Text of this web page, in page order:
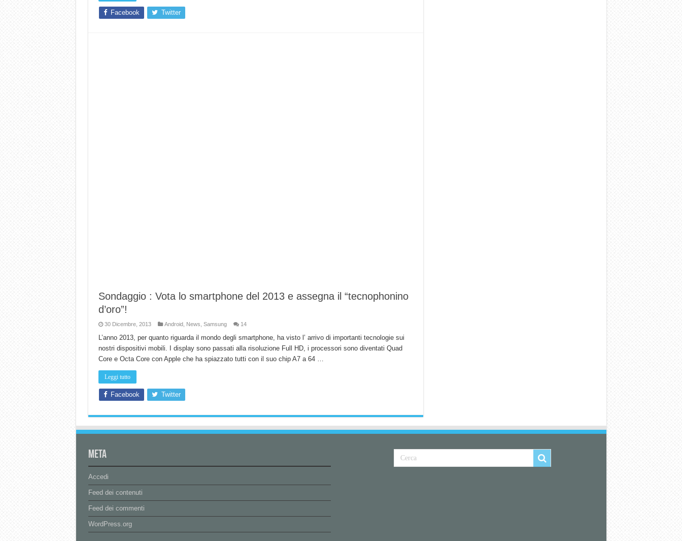
Facebook Twitter
Sondaggio : Vota lo smartphone del 2013 e assegna il “tecnophonino
d’oro”!
30 Dicembre, 2013 Android, News Samsung 14
L’anno 2013, per quanto riguarda il mondo degli smartphone, ha visto l’ arrivo di importanti tecnologie sui
nostri dispositivi mobili. I display sono passati alla risoluzione Full HD, i processori sono diventati Quad
Core e Octa Core con Apple che ha spiazzato tutti con il suo chip A7 a 64 …
Leggi tutto
Facebook Twitter
Meta
Accedi
Feed dei contenuti
Feed dei commenti
WordPress.org